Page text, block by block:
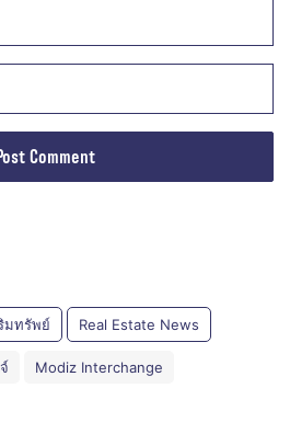
มทรัพย์ Real Estate News
Modiz Interchange